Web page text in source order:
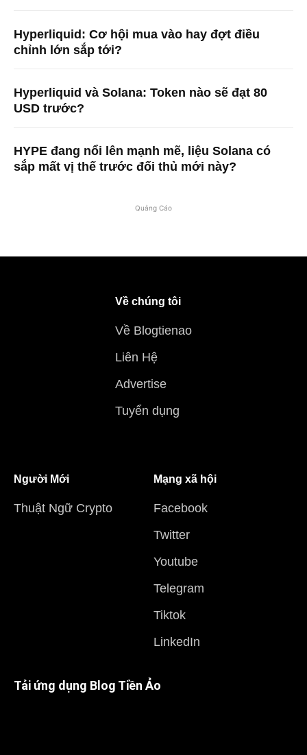
Hyperliquid: Cơ hội mua vào hay đợt điều
chỉnh lớn sắp tới?
Hyperliquid và Solana: Token nào sẽ đạt 80
USD trước?
HYPE đang nổi lên mạnh mẽ, liệu Solana có
sắp mất vị thế trước đối thủ mới này?
Quảng Cáo
Về chúng tôi
Về Blogtienao
Liên Hệ
Advertise
Tuyển dụng
Người Mới
Thuật Ngữ Crypto
Mạng xã hội
Facebook
Twitter
Youtube
Telegram
Tiktok
LinkedIn
Tải ứng dụng Blog Tiền Ảo